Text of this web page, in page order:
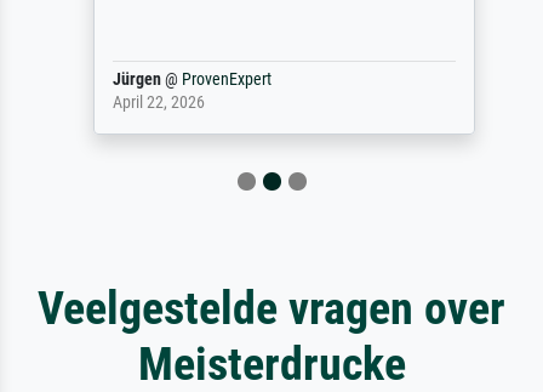
Jürgen@ProvenExpert
April 22, 2026
Veelgestelde vragen over
Meisterdrucke